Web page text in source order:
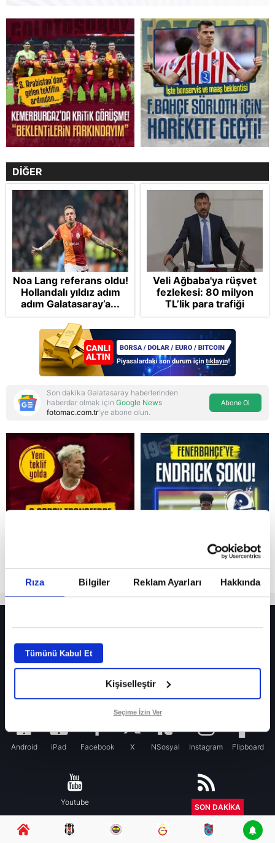
Rıza Bilgiler Reklam Ayarları Hakkında
Tümünü Kabul Et
Kişiselleştir
Seçime İzin Ver
Reddet
DİĞER
Noa Lang referans oldu!
Hollandalı yıldız adım
adım Galatasaray’a...
Veli Ağbaba'ya rüşvet
fezlekesi: 80 milyon
TL’lik para trafiği
dosyada! CHP’li
belediyeleri haraca
bağlamış
Son dakika Galatasaray haberlerinden
haberdar olmak için Google News
fotomac.com.tr'ye abone olun.
Abone Ol
Fenerbahçe’de sürpriz ayrılık ihtimali! Devre arasında gelmişti
Fenerbahçe’nin yeni transferi Mason Greenwood için olay sözler!
Galatasaray’da rota yeniden Thiago Almada!
Android iPad Facebook X NSosyal Instagram Flipboard
Youtube RSS
SON DAKİKA